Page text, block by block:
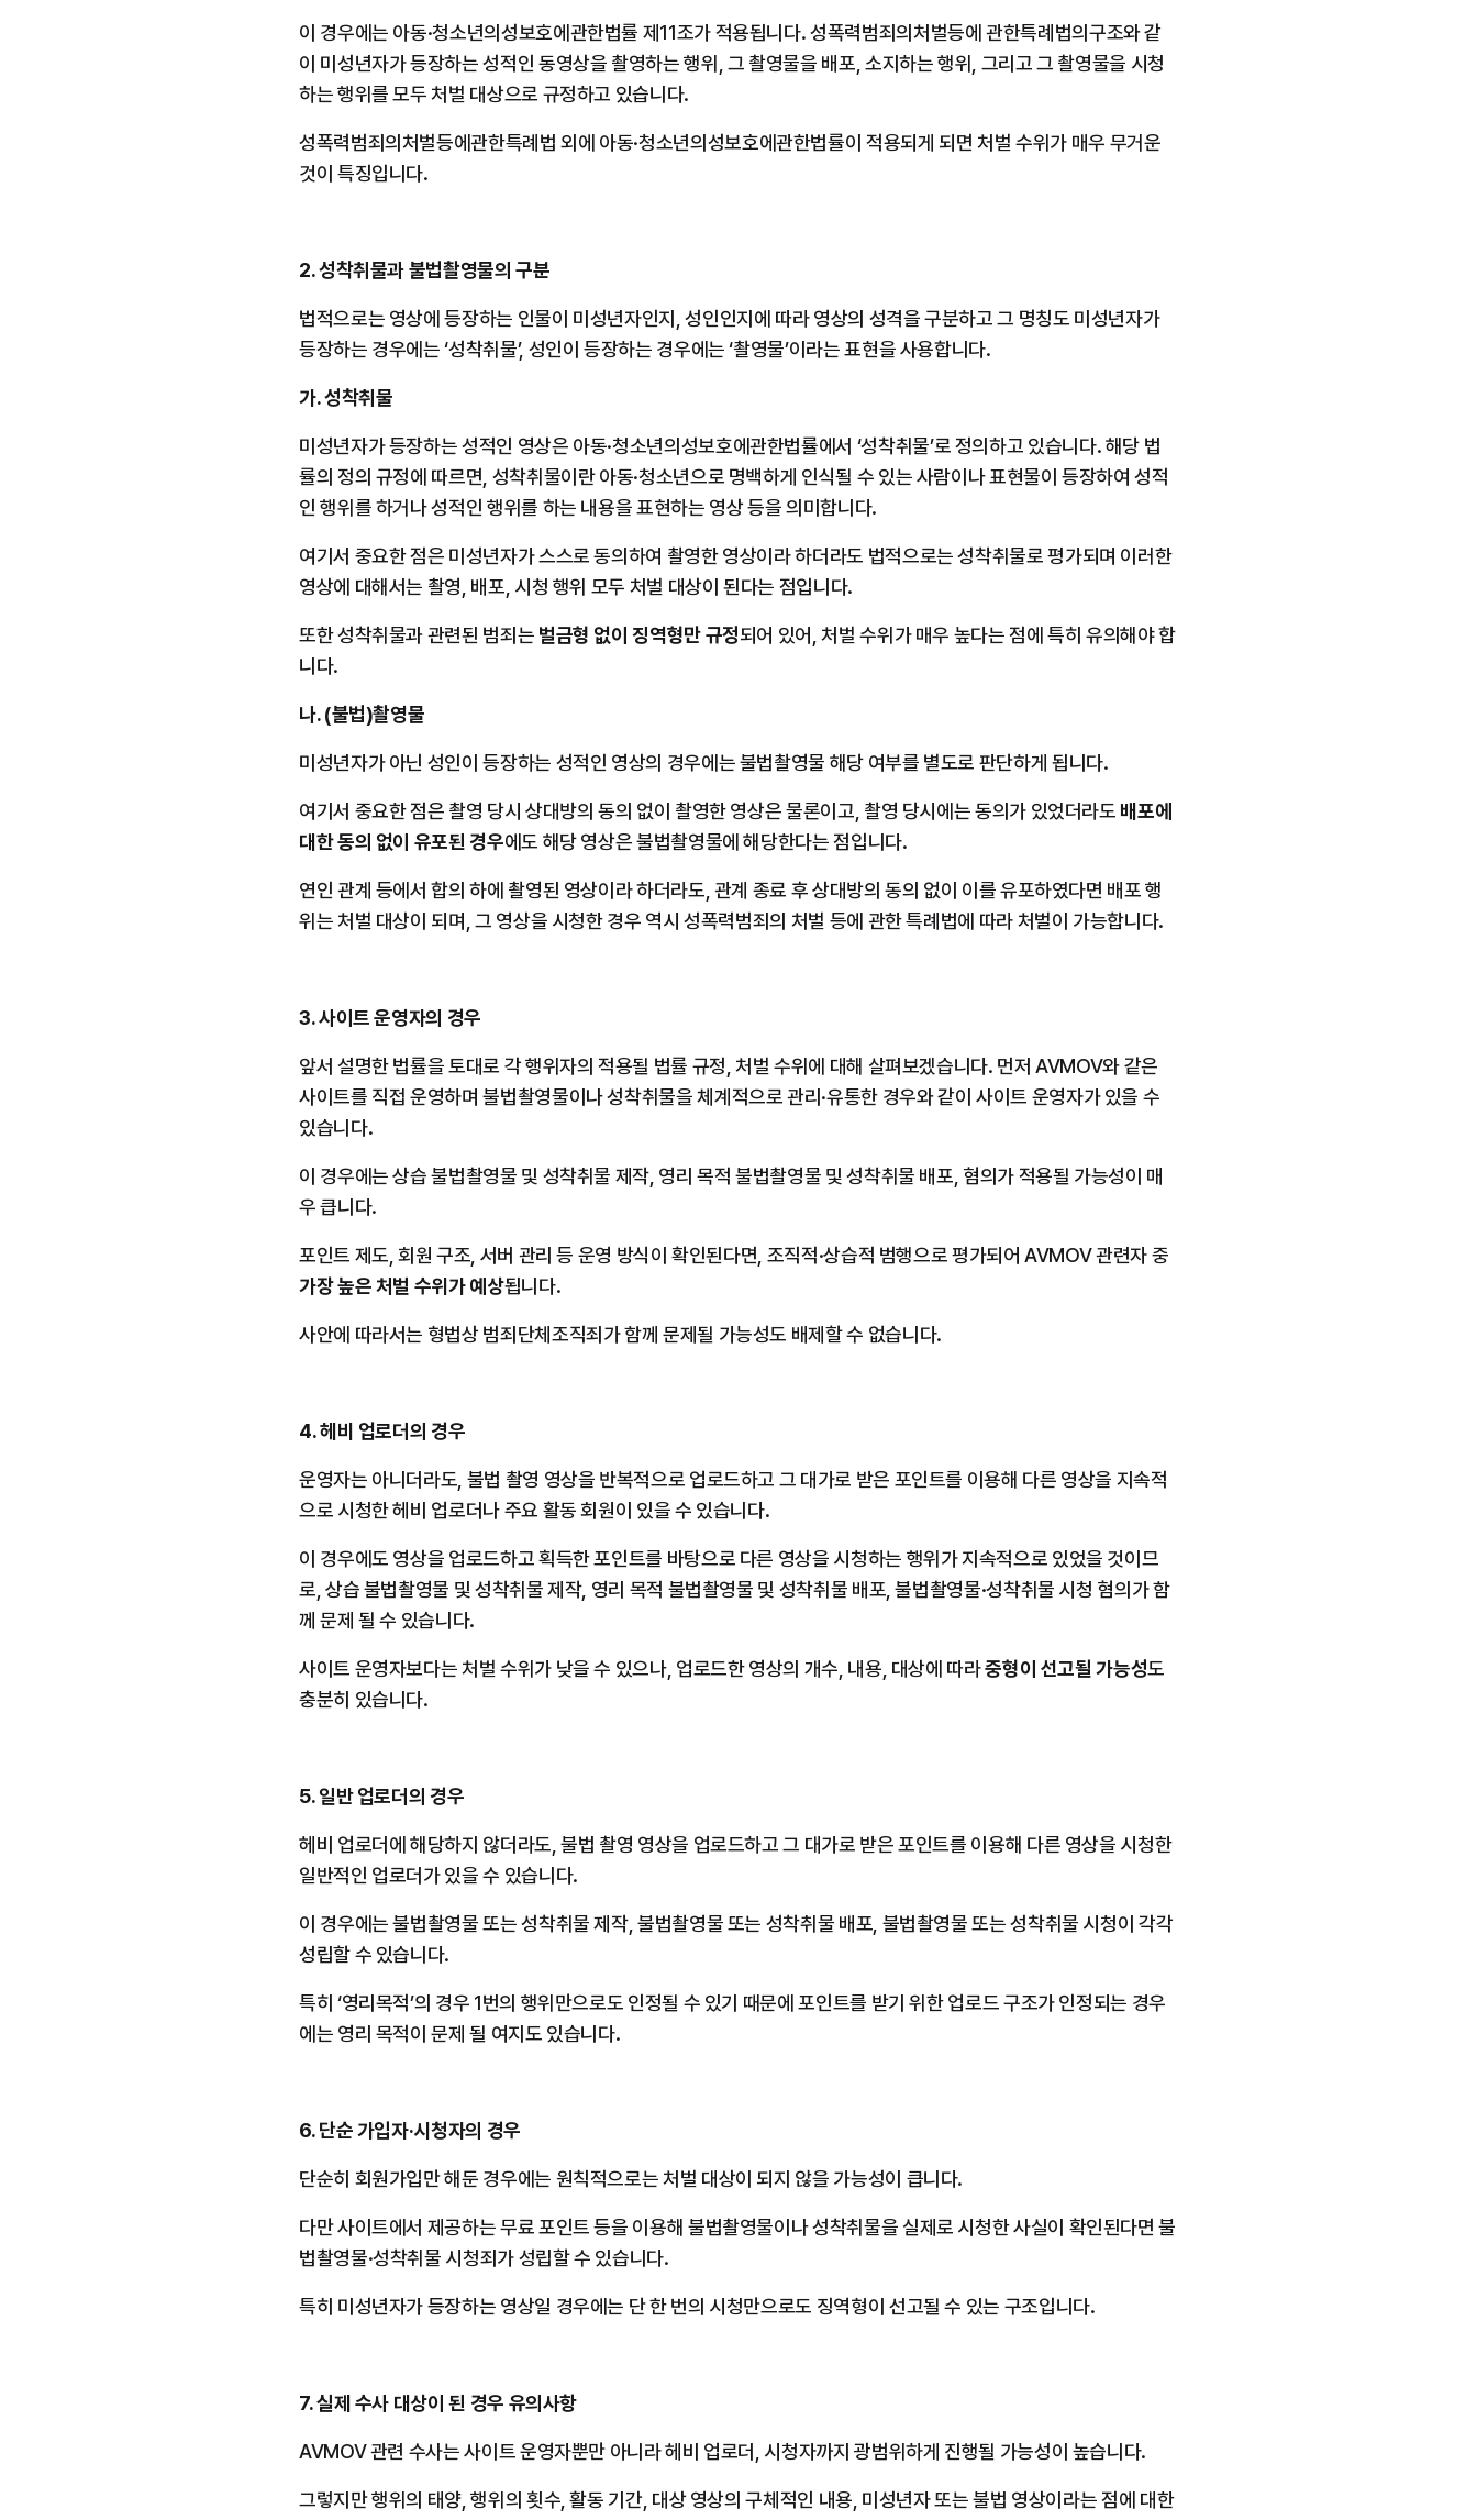
이 경우에는 아동·청소년의성보호에관한법률 제11조가 적용됩니다. 성폭력범죄의처벌등에 관한특례법의구조와 같
이 미성년자가 등장하는 성적인 동영상을 촬영하는 행위, 그 촬영물을 배포, 소지하는 행위, 그리고 그 촬영물을 시청
하는 행위를 모두 처벌 대상으로 규정하고 있습니다.
성폭력범죄의처벌등에관한특례법 외에 아동·청소년의성보호에관한법률이 적용되게 되면 처벌 수위가 매우 무거운
것이 특징입니다.
2. 성착취물과 불법촬영물의 구분
법적으로는 영상에 등장하는 인물이 미성년자인지, 성인인지에 따라 영상의 성격을 구분하고 그 명칭도 미성년자가
등장하는 경우에는 ‘성착취물’, 성인이 등장하는 경우에는 ‘촬영물’이라는 표현을 사용합니다.
가. 성착취물
미성년자가 등장하는 성적인 영상은 아동·청소년의성보호에관한법률에서 ‘성착취물’로 정의하고 있습니다. 해당 법
률의 정의 규정에 따르면, 성착취물이란 아동·청소년으로 명백하게 인식될 수 있는 사람이나 표현물이 등장하여 성적
인 행위를 하거나 성적인 행위를 하는 내용을 표현하는 영상 등을 의미합니다.
여기서 중요한 점은 미성년자가 스스로 동의하여 촬영한 영상이라 하더라도 법적으로는 성착취물로 평가되며 이러한
영상에 대해서는 촬영, 배포, 시청 행위 모두 처벌 대상이 된다는 점입니다.
또한 성착취물과 관련된 범죄는 벌금형 없이 징역형만 규정되어 있어, 처벌 수위가 매우 높다는 점에 특히 유의해야 합
니다.
나. (불법)촬영물
미성년자가 아닌 성인이 등장하는 성적인 영상의 경우에는 불법촬영물 해당 여부를 별도로 판단하게 됩니다.
여기서 중요한 점은 촬영 당시 상대방의 동의 없이 촬영한 영상은 물론이고, 촬영 당시에는 동의가 있었더라도 배포에
대한 동의 없이 유포된 경우에도 해당 영상은 불법촬영물에 해당한다는 점입니다.
연인 관계 등에서 합의 하에 촬영된 영상이라 하더라도, 관계 종료 후 상대방의 동의 없이 이를 유포하였다면 배포 행
위는 처벌 대상이 되며, 그 영상을 시청한 경우 역시 성폭력범죄의 처벌 등에 관한 특례법에 따라 처벌이 가능합니다.
3. 사이트 운영자의 경우
앞서 설명한 법률을 토대로 각 행위자의 적용될 법률 규정, 처벌 수위에 대해 살펴보겠습니다. 먼저 AVMOV와 같은
사이트를 직접 운영하며 불법촬영물이나 성착취물을 체계적으로 관리·유통한 경우와 같이 사이트 운영자가 있을 수
있습니다.
이 경우에는 상습 불법촬영물 및 성착취물 제작, 영리 목적 불법촬영물 및 성착취물 배포, 혐의가 적용될 가능성이 매
우 큽니다.
가장 높은 처벌 수위가 예상됩니다.
사안에 따라서는 형법상 범죄단체조직죄가 함께 문제될 가능성도 배제할 수 없습니다.
4. 헤비 업로더의 경우
운영자는 아니더라도, 불법 촬영 영상을 반복적으로 업로드하고 그 대가로 받은 포인트를 이용해 다른 영상을 지속적
으로 시청한 헤비 업로더나 주요 활동 회원이 있을 수 있습니다.
이 경우에도 영상을 업로드하고 획득한 포인트를 바탕으로 다른 영상을 시청하는 행위가 지속적으로 있었을 것이므
로, 상습 불법촬영물 및 성착취물 제작, 영리 목적 불법촬영물 및 성착취물 배포, 불법촬영물·성착취물 시청 혐의가 함
께 문제 될 수 있습니다.
사이트 운영자보다는 처벌 수위가 낮을 수 있으나, 업로드한 영상의 개수, 내용, 대상에 따라 중형이 선고될 가능성도
충분히 있습니다.
5. 일반 업로더의 경우
헤비 업로더에 해당하지 않더라도, 불법 촬영 영상을 업로드하고 그 대가로 받은 포인트를 이용해 다른 영상을 시청한
일반적인 업로더가 있을 수 있습니다.
이 경우에는 불법촬영물 또는 성착취물 제작, 불법촬영물 또는 성착취물 배포, 불법촬영물 또는 성착취물 시청이 각각
성립할 수 있습니다.
특히 ‘영리목적’의 경우 1번의 행위만으로도 인정될 수 있기 때문에 포인트를 받기 위한 업로드 구조가 인정되는 경우
에는 영리 목적이 문제 될 여지도 있습니다.
6. 단순 가입자·시청자의 경우
단순히 회원가입만 해둔 경우에는 원칙적으로는 처벌 대상이 되지 않을 가능성이 큽니다.
다만 사이트에서 제공하는 무료 포인트 등을 이용해 불법촬영물이나 성착취물을 실제로 시청한 사실이 확인된다면 불
법촬영물·성착취물 시청죄가 성립할 수 있습니다.
특히 미성년자가 등장하는 영상일 경우에는 단 한 번의 시청만으로도 징역형이 선고될 수 있는 구조입니다.
7. 실제 수사 대상이 된 경우 유의사항
AVMOV 관련 수사는 사이트 운영자뿐만 아니라 헤비 업로더, 시청자까지 광범위하게 진행될 가능성이 높습니다.
그렇지만 행위의 태양, 행위의 횟수, 활동 기간, 대상 영상의 구체적인 내용, 미성년자 또는 불법 영상이라는 점에 대한